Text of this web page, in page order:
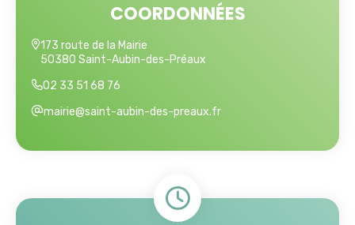
COORDONNÉES
173 route de la Mairie
50380 Saint-Aubin-des-Préaux
02 33 51 68 76
mairie@saint-aubin-des-preaux.fr